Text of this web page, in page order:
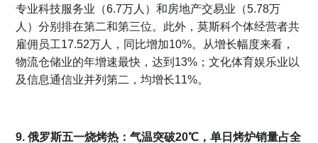
专业科技服务业（6.7万人）和房地产交易业（5.78万
人）分别排在第二和第三位。此外，莫斯科个体经营者共
雇佣员工17.52万人，同比增加10%。从增长幅度来看，
物流仓储业的年增速最快，达到13%；文化体育娱乐业以
及信息通信业并列第二，均增长11%。
9. 俄罗斯五一烧烤热：气温突破20℃，单日烤炉销量占全